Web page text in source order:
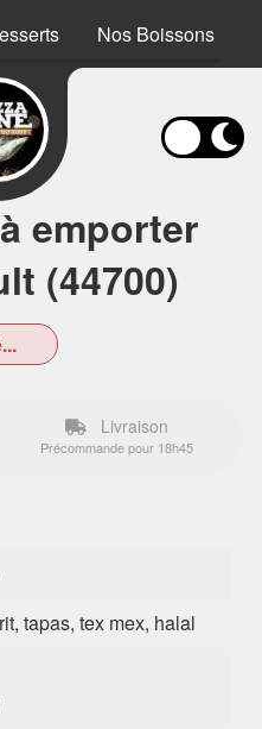
Nos Boissons
emporter
(44700)
Livraison
Précommande pour 18h45
tapas, tex mex, halal